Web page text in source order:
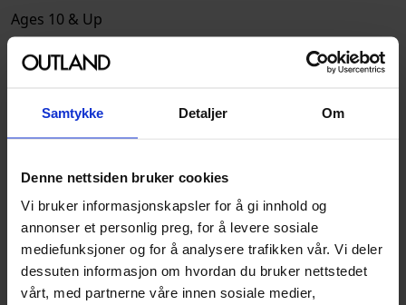
Samtykke Detaljer Om
Denne nettsiden bruker cookies
Vi bruker informasjonskapsler for å gi innhold og
annonser et personlig preg, for å levere sosiale
mediefunksjoner og for å analysere trafikken vår. Vi deler
dessuten informasjon om hvordan du bruker nettstedet
vårt, med partnerne våre innen sosiale medier,
Ages 10 & Up
Spesifikasjoner
Varenummer
9781302926854
Format
Paperback
Serie
Marvel-Verse
Forfattere
Andrea Di Vito, Chris
SamneeogRodney
Buchemi